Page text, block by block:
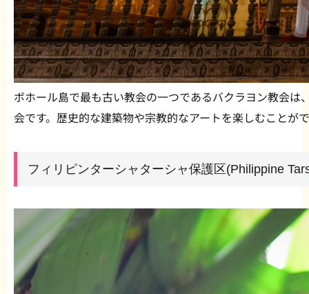
ボホール島で最も古い教会の一つであるバクラヨン教会は
会です。歴史的な建築物や宗教的なアートを楽しむことが
フィリピンターシャターシャ保護区(Philippine